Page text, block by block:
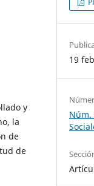
y
la
de
de
19
Núm.